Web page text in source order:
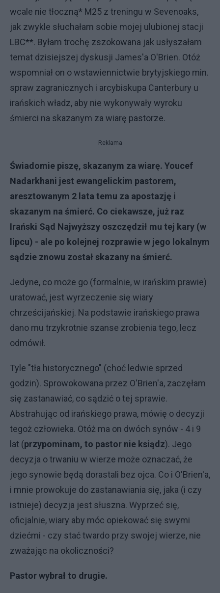
wcale nie tłoczną* M25 z treningu w Sevenoaks,
jak zwykle słuchałam sobie mojej ulubionej stacji
LBC**. Byłam trochę zszokowana jak usłyszałam
temat dzisiejszej dyskusji James'a O'Brien. Otóż
wspomniał on o wstawiennictwie brytyjskiego min.
spraw zagranicznych i arcybiskupa Canterbury u
irańskich władz, aby nie wykonywały wyroku
śmierci na skazanym za wiarę pastorze.
Reklama
Świadomie piszę, skazanym za wiarę. Youcef
Nadarkhani jest ewangelickim pastorem,
aresztowanym 2 lata temu za apostazję i
skazanym na śmierć. Co ciekawsze, już raz
Irański Sąd Najwyższy oszczędził mu tej kary (w
lipcu) - ale po kolejnej rozprawie w jego lokalnym
sądzie znowu został skazany na śmierć.
Jedyne, co może go (formalnie, w irańskim prawie)
uratować, jest wyrzeczenie się wiary
chrześcijańskiej. Na podstawie irańskiego prawa
dano mu trzykrotnie szanse zrobienia tego, lecz
odmówił.
Tyle "tła historycznego" (choć ledwie sprzed
godzin). Sprowokowana przez O'Brien'a, zaczęłam
się zastanawiać, co sądzić o tej sprawie.
Abstrahując od irańskiego prawa, mówię o decyzji
tegoż człowieka. Otóż ma on dwóch synów - 4 i 9
lat (przypominam, to pastor nie ksiądz). Jego
decyzja o trwaniu w wierze może oznaczać, że
jego synowie będą dorastali bez ojca. Co i O'Brien'a,
i mnie prowokuje do zastanawiania się, jaka (i czy
istnieje) decyzja jest słuszna. Wyprzeć się,
oficjalnie, wiary aby móc opiekować się swymi
dziećmi - czy stać twardo przy swojej wierze, nie
zważając na okoliczności?
Pastor wybrał to drugie.